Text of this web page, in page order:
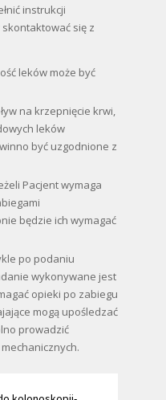
instrukcji
się z
leków może być
na krzepnięcie krwi,
leków
być uzgodnione z
Pacjent wymaga
będzie ich wymagać
po podaniu
wykonywane jest
opieki po zabiegu
mogą upośledzać
prowadzić